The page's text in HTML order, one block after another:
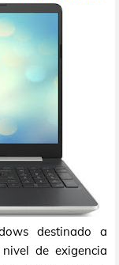
destinado a
de exigencia